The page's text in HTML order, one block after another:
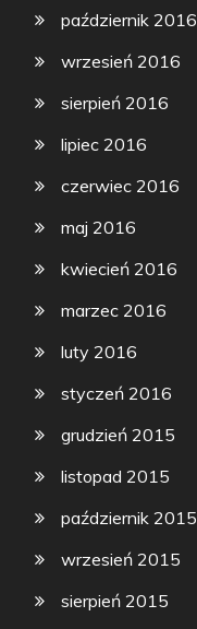
październik 2016
wrzesień 2016
sierpień 2016
lipiec 2016
czerwiec 2016
maj 2016
kwiecień 2016
marzec 2016
luty 2016
styczeń 2016
grudzień 2015
listopad 2015
październik 2015
wrzesień 2015
sierpień 2015